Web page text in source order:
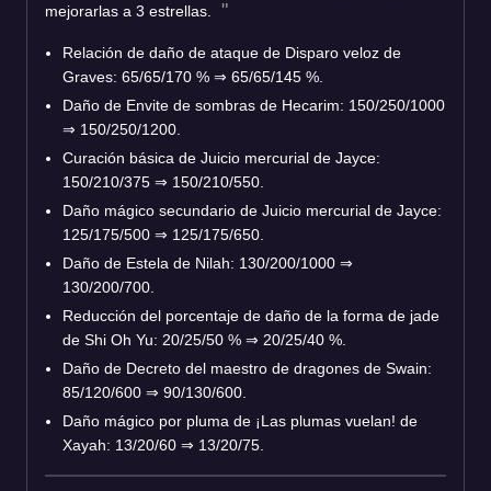
mejorarlas a 3 estrellas.
Relación de daño de ataque de Disparo veloz de
Graves: 65/65/170 % ⇒ 65/65/145 %.
Daño de Envite de sombras de Hecarim: 150/250/1000
⇒ 150/250/1200.
Curación básica de Juicio mercurial de Jayce:
150/210/375 ⇒ 150/210/550.
Daño mágico secundario de Juicio mercurial de Jayce:
125/175/500 ⇒ 125/175/650.
Daño de Estela de Nilah: 130/200/1000 ⇒
130/200/700.
Reducción del porcentaje de daño de la forma de jade
de Shi Oh Yu: 20/25/50 % ⇒ 20/25/40 %.
Daño de Decreto del maestro de dragones de Swain:
85/120/600 ⇒ 90/130/600.
Daño mágico por pluma de ¡Las plumas vuelan! de
Xayah: 13/20/60 ⇒ 13/20/75.